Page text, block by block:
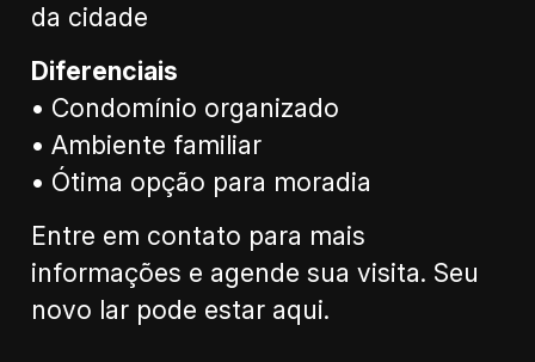
da cidade
Diferenciais
• Condomínio organizado
• Ambiente familiar
• Ótima opção para moradia
Entre em contato para mais
informações e agende sua visita. Seu
novo lar pode estar aqui.